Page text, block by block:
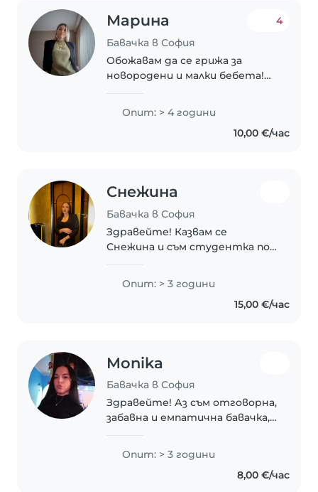
Марина
Бавачка в София
4
Обожавам да се грижа за
новородени и малки бебета!
до 1 година, както и почасово с
бебета на 4 месеца и 8 месеца.
Опит: > 4 години
10,00 €/час
Снежина
Бавачка в София
Здравейте! Казвам се
Снежина и съм студентка по
учител в детска градина.
Имам опит в работата с деца
Опит: > 3 години
15,00 €/час
Monika
Бавачка в София
Здравейте! Аз съм отговорна,
забавна и емпатична бавачка,
в грижа за деца на различни
възрасти - от малки дечица
Опит: > 3 години
8,00 €/час